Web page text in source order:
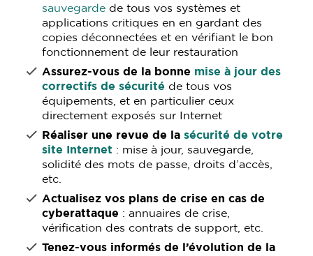
sauvegarde de tous vos systèmes et
applications critiques en en gardant des
copies déconnectées et en vérifiant le bon
fonctionnement de leur restauration
Assurez-vous de la bonne mise à jour des
correctifs de sécurité de tous vos
équipements, et en particulier ceux
directement exposés sur Internet
Réaliser une revue de la sécurité de votre
site Internet : mise à jour, sauvegarde,
solidité des mots de passe, droits d’accès,
etc.
Actualisez vos plans de crise en cas de
cyberattaque : annuaires de crise,
vérification des contrats de support, etc.
Tenez-vous informés de l’évolution de la